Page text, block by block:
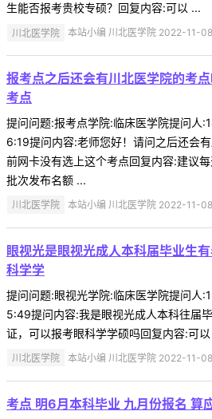
生能否报考贵校专硕？回复内容:可以 ...
川北医学院 本站小编 川北医学院 2022-11-08
报考点之后还会有川北医学院的考
考点
提问问题:报考点学院:临床医学院提问
6:19提问内容:老师您好！请问之后还会
前网卡没有选上这个考点回复内容:建议
批次发布名额 ...
川北医学院 本站小编 川北医学院 2022-11-08
眼视光是眼视光成人本科届毕业生
科学学
提问问题:眼视光学院:临床医学院提问
5:49提问内容:我是眼视光成人本科往届
证，可以报考眼科学学硕吗回复内容:可
川北医学院 本站小编 川北医学院 2022-11-08
考点 明6月本科毕业 九月份报名 算